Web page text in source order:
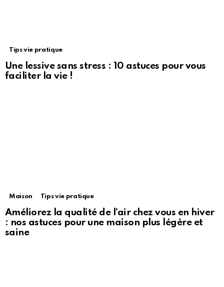
Tips vie pratique
Une lessive sans stress : 10 astuces pour vous
faciliter la vie !
Maison Tips vie pratique
Améliorez la qualité de l’air chez vous en hiver
: nos astuces pour une maison plus légère et
saine